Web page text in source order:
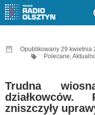
Opublikowany 29 kwietnia
Polecane,
Trudna
zniszczyły